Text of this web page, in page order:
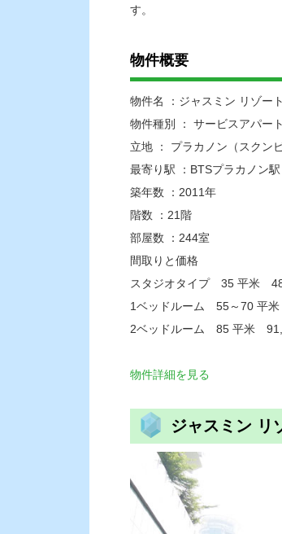
す。
物件概要
物件名 ：ジャスミン リゾー
物件種別 ： サービスアパー
立地 ： プラカノン（スクン
最寄り駅 ：BTSプラカノン駅
築年数 ：2011年
階数 ：21階
部屋数 ：244室
間取りと価格
スタジオタイプ 35 平米
1ベッドルーム 55～70 平
2ベッドルーム 85 平米
物件詳細を見る
ジャスミン リ